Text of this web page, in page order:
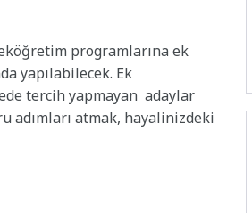
programlarına ek
yapılabilecek. Ek
tercih yapmayan adaylar
adımları atmak, hayalinizdeki